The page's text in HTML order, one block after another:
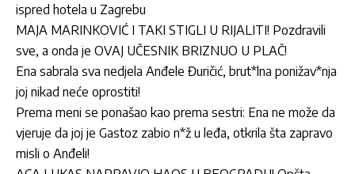
ispred hotela u Zagrebu
MAJA MARINKOVIĆ I TAKI STIGLI U RIJALITI! Pozdravili
sve, a onda je OVAJ UČESNIK BRIZNUO U PLAČ!
Ena sabrala sva nedjela Anđele Đuričić, brut*lna ponižav*nja
joj nikad neće oprostiti!
Prema meni se ponašao kao prema sestri: Ena ne može da
vjeruje da joj je Gastoz zabio n*ž u leđa, otkrila šta zapravo
misli o Anđeli!